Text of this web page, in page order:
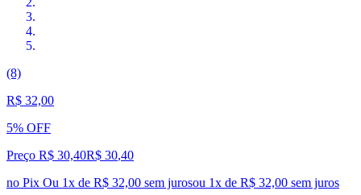
(8)
R$ 32,00
5% OFF
Preço R$ 30,40R$ 30,40
no Pix Ou 1x de R$ 32,00 sem jurosou 1x de R$ 32,00 sem juros